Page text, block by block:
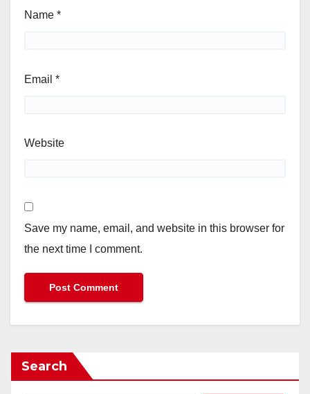
Name *
Email *
Website
Save my name, email, and website in this browser for
the next time I comment.
Search